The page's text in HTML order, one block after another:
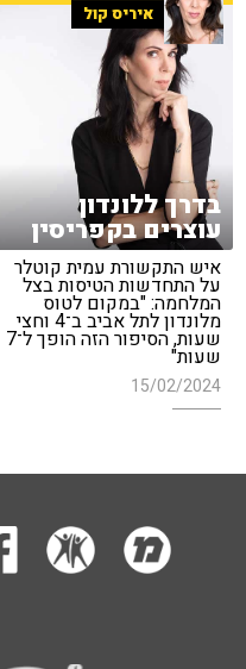
איריס קול
בדרך ללונדון
עוצרים בקפריסין
איש התקשורת עמית קוטלר
על התחדשות הטיסות בצל
המלחמה: "במקום לטוס
מלונדון לתל אביב ב־4 וחצי
שעות, הסיפור הזה הופך ל־7
שעות"
15/02/2024